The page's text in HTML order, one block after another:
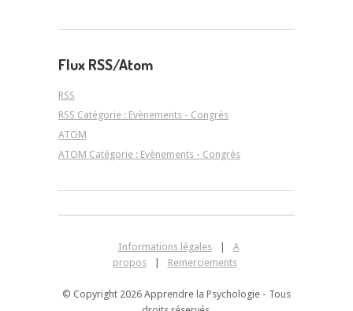
Flux RSS/Atom
RSS
RSS Catégorie : Evènements - Congrès
ATOM
ATOM Catégorie : Evènements - Congrès
Informations légales
A
propos
Remerciements
© Copyright 2026 Apprendre la Psychologie - Tous